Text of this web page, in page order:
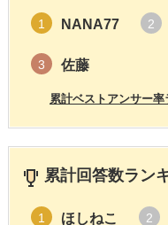
1 NANA77 2
3 佐藤
累計ベストアンサー
累計回答数ラン
1 ほしねこ 2